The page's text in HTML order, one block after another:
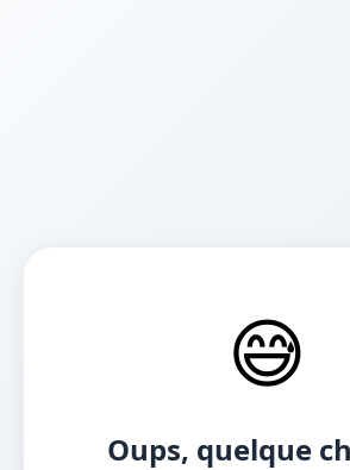
😅
Oups, quelque